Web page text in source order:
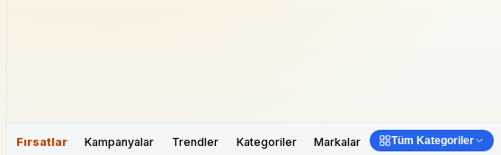
Fırsatlar Kampanyalar Trendler Kategoriler Markalar Tüm Kategoriler